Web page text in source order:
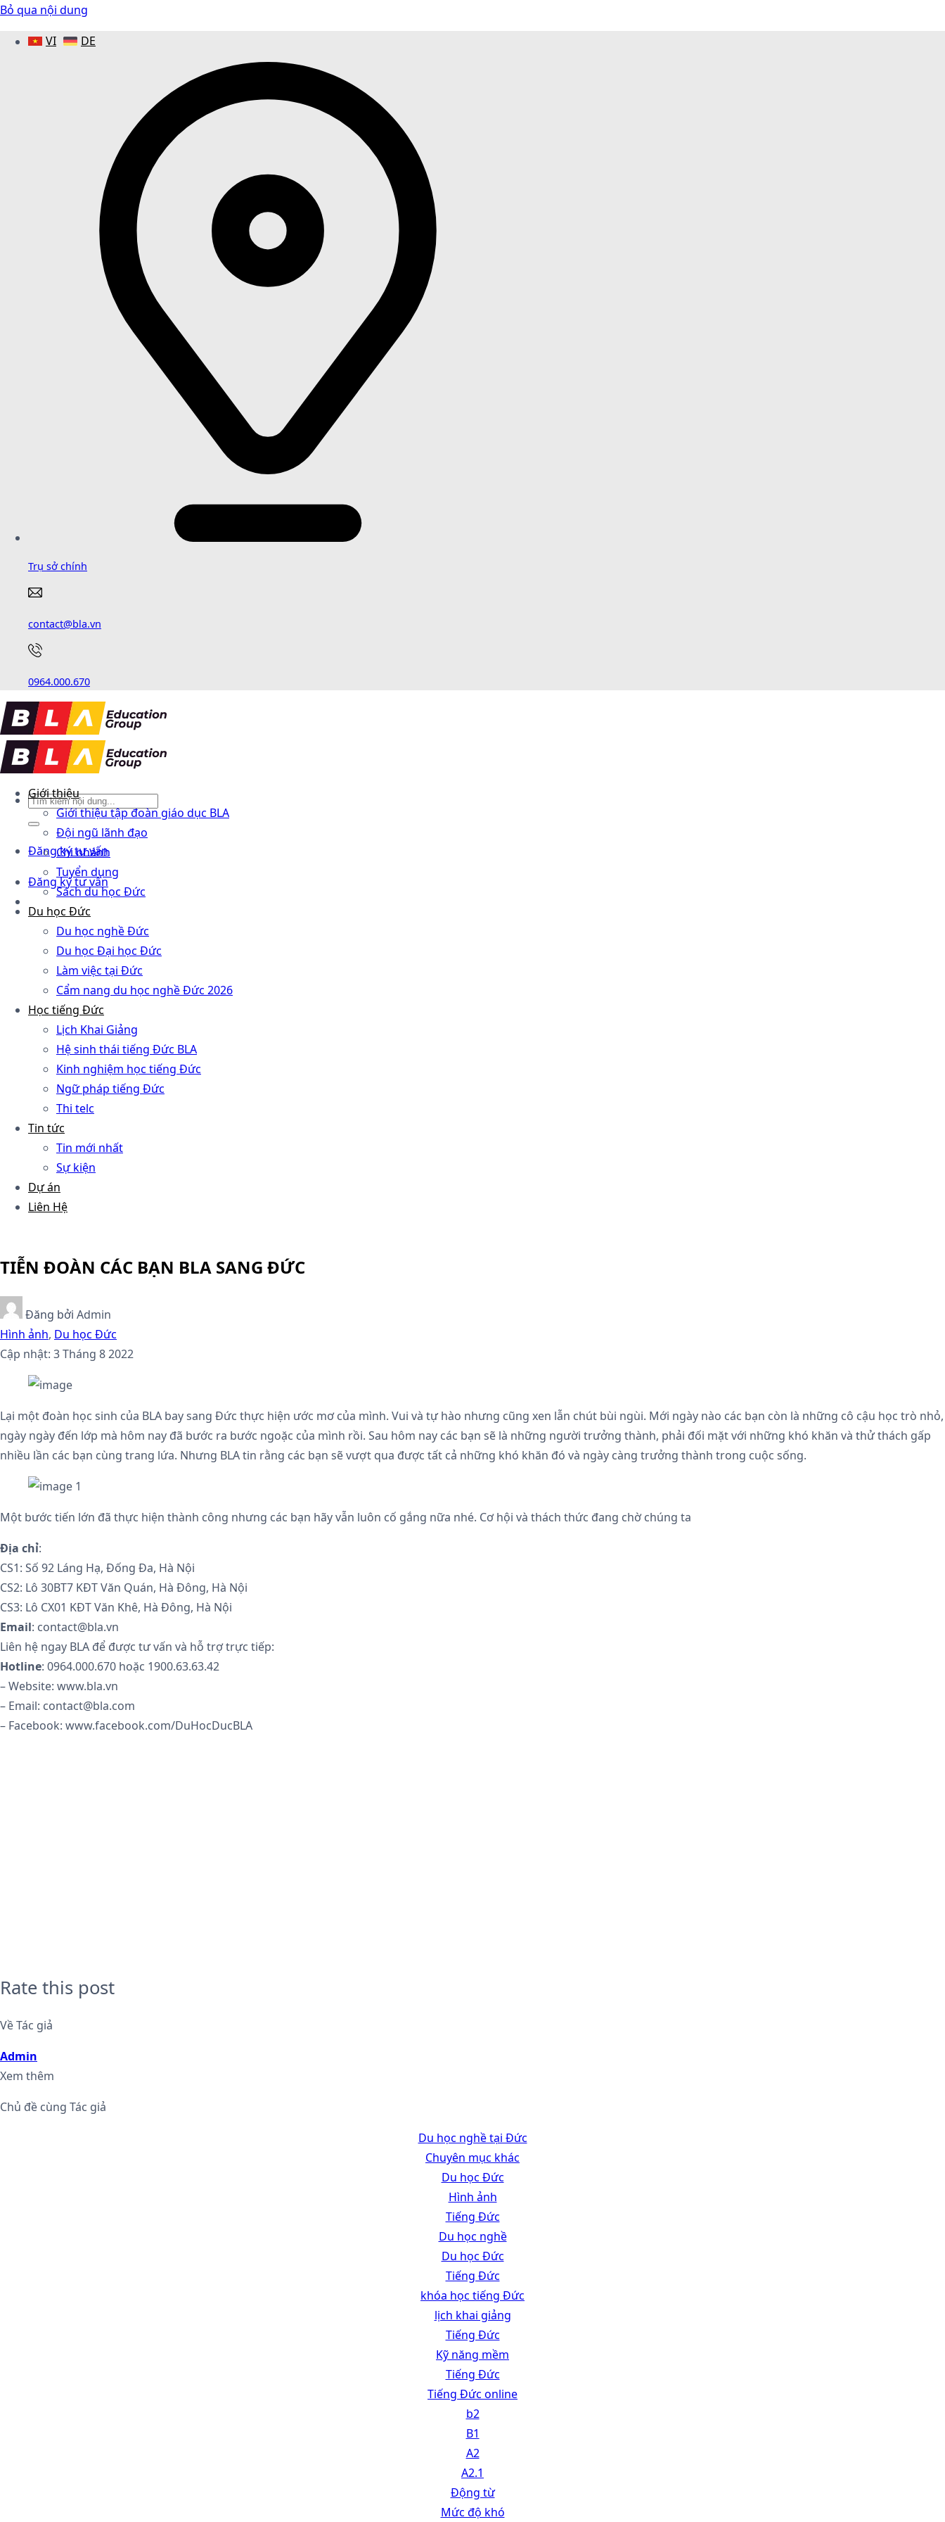
Bỏ qua nội dung
VI
DE
Trụ sở chính
contact@bla.vn
0964.000.670
Đăng ký tư vấn
Đăng ký tư vấn
Giới thiệu
Giới thiệu tập đoàn giáo dục BLA
Đội ngũ lãnh đạo
Chi nhánh
Tuyển dụng
Sách du học Đức
Du học Đức
Du học nghề Đức
Du học Đại học Đức
Làm việc tại Đức
Cẩm nang du học nghề Đức 2026
Học tiếng Đức
Lịch Khai Giảng
Hệ sinh thái tiếng Đức BLA
Kinh nghiệm học tiếng Đức
Ngữ pháp tiếng Đức
Thi telc
Tin tức
Tin mới nhất
Sự kiện
Dự án
Liên Hệ
TIỄN ĐOÀN CÁC BẠN BLA SANG ĐỨC
Đăng bởi Admin
Hình ảnh, Du học Đức
Cập nhật: 3 Tháng 8 2022
Lại một đoàn học sinh của BLA bay sang Đức thực hiện ước mơ của mình. Vui và tự hào nhưng cũng xen lẫn chút bùi ngùi. Mới ngày nào các bạn còn là những cô cậu học trò nhỏ,
ngày ngày đến lớp mà hôm nay đã bước ra bước ngoặc của mình rồi. Sau hôm nay các bạn sẽ là những người trưởng thành, phải đối mặt với những khó khăn và thử thách gấp
nhiều lần các bạn cùng trang lứa. Nhưng BLA tin rằng các bạn sẽ vượt qua được tất cả những khó khăn đó và ngày càng trưởng thành trong cuộc sống.
Một bước tiến lớn đã thực hiện thành công nhưng các bạn hãy vẫn luôn cố gắng nữa nhé. Cơ hội và thách thức đang chờ chúng ta
Địa chỉ:
CS1: Số 92 Láng Hạ, Đống Đa, Hà Nội
CS2: Lô 30BT7 KĐT Văn Quán, Hà Đông, Hà Nội
CS3: Lô CX01 KĐT Văn Khê, Hà Đông, Hà Nội
Email: contact@bla.vn
Liên hệ ngay BLA để được tư vấn và hỗ trợ trực tiếp:
Hotline: 0964.000.670 hoặc 1900.63.63.42
– Website: www.bla.vn
– Email: contact@bla.com
– Facebook: www.facebook.com/DuHocDucBLA
Rate this post
Về Tác giả
Admin
Xem thêm
Chủ đề cùng Tác giả
Du học nghề tại Đức
Chuyên mục khác
Du học Đức
Hình ảnh
Tiếng Đức
Du học nghề
Du học Đức
Tiếng Đức
khóa học tiếng Đức
lịch khai giảng
Tiếng Đức
Kỹ năng mềm
Tiếng Đức
Tiếng Đức online
b2
B1
A2
A2.1
Động từ
Mức độ khó